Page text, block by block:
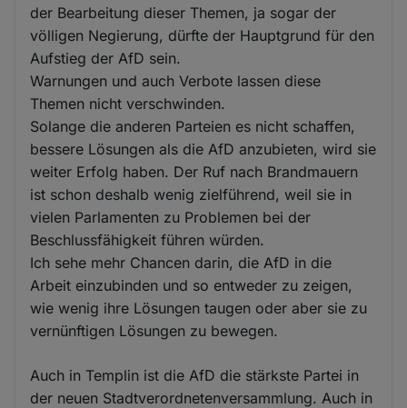
der Bearbeitung dieser Themen, ja sogar der
völligen Negierung, dürfte der Hauptgrund für den
Aufstieg der AfD sein.
Warnungen und auch Verbote lassen diese
Themen nicht verschwinden.
Solange die anderen Parteien es nicht schaffen,
bessere Lösungen als die AfD anzubieten, wird sie
weiter Erfolg haben. Der Ruf nach Brandmauern
ist schon deshalb wenig zielführend, weil sie in
vielen Parlamenten zu Problemen bei der
Beschlussfähigkeit führen würden.
Ich sehe mehr Chancen darin, die AfD in die
Arbeit einzubinden und so entweder zu zeigen,
wie wenig ihre Lösungen taugen oder aber sie zu
vernünftigen Lösungen zu bewegen.
Auch in Templin ist die AfD die stärkste Partei in
der neuen Stadtverordnetenversammlung. Auch in